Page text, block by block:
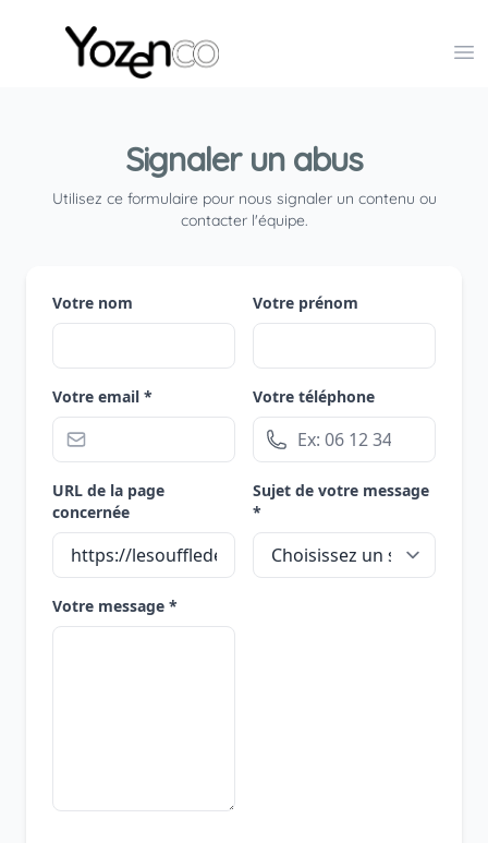
Yozenco - Organisateur de Salons, Evénements et
Signaler un abus
Utilisez ce formulaire pour nous signaler un contenu ou
contacter l'équipe.
Votre nom Votre prénom
Votre email * Votre téléphone
URL de la page
concernée
Sujet de votre message
*
Votre message *